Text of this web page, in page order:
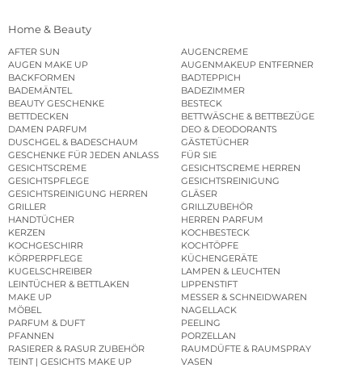
Home & Beauty
AFTER SUN
AUGENCREME
AUGEN MAKE UP
AUGENMAKEUP ENTFERNER
BACKFORMEN
BADTEPPICH
BADEMÄNTEL
BADEZIMMER
BEAUTY GESCHENKE
BESTECK
BETTDECKEN
BETTWÄSCHE & BETTBEZÜGE
DAMEN PARFUM
DEO & DEODORANTS
DUSCHGEL & BADESCHAUM
GÄSTETÜCHER
GESCHENKE FÜR JEDEN ANLASS
FÜR SIE
GESICHTSCREME
GESICHTSCREME HERREN
GESICHTSPFLEGE
GESICHTSREINIGUNG
GESICHTSREINIGUNG HERREN
GLÄSER
GRILLER
GRILLZUBEHÖR
HANDTÜCHER
HERREN PARFUM
KERZEN
KOCHBESTECK
KOCHGESCHIRR
KOCHTÖPFE
KÖRPERPFLEGE
KÜCHENGERÄTE
KUGELSCHREIBER
LAMPEN & LEUCHTEN
LEINTÜCHER & BETTLAKEN
LIPPENSTIFT
MAKE UP
MESSER & SCHNEIDWAREN
MÖBEL
NAGELLACK
PARFUM & DUFT
PEELING
PFANNEN
PORZELLAN
RASIERER & RASUR ZUBEHÖR
RAUMDÜFTE & RAUMSPRAY
TEINT | GESICHTS MAKE UP
VASEN